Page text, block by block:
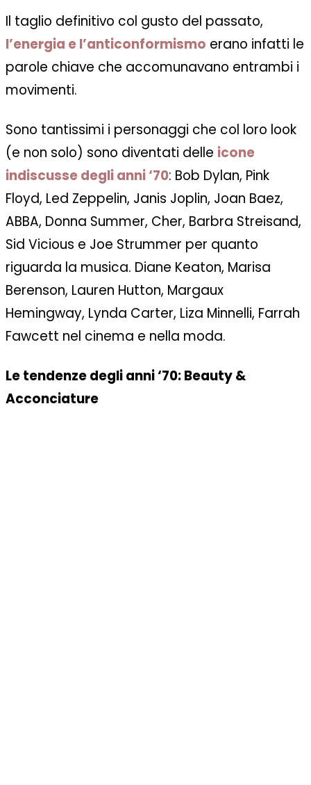
Il taglio definitivo col gusto del passato,
l’energia e l’anticonformismo erano infatti le
parole chiave che accomunavano entrambi i
movimenti.
Sono tantissimi i personaggi che col loro look
(e non solo) sono diventati delle icone
indiscusse degli anni ‘70: Bob Dylan, Pink
Floyd, Led Zeppelin, Janis Joplin, Joan Baez,
ABBA, Donna Summer, Cher, Barbra Streisand,
Sid Vicious e Joe Strummer per quanto
riguarda la musica. Diane Keaton, Marisa
Berenson, Lauren Hutton, Margaux
Hemingway, Lynda Carter, Liza Minnelli, Farrah
Fawcett nel cinema e nella moda.
Le tendenze degli anni ‘70: Beauty &
Acconciature